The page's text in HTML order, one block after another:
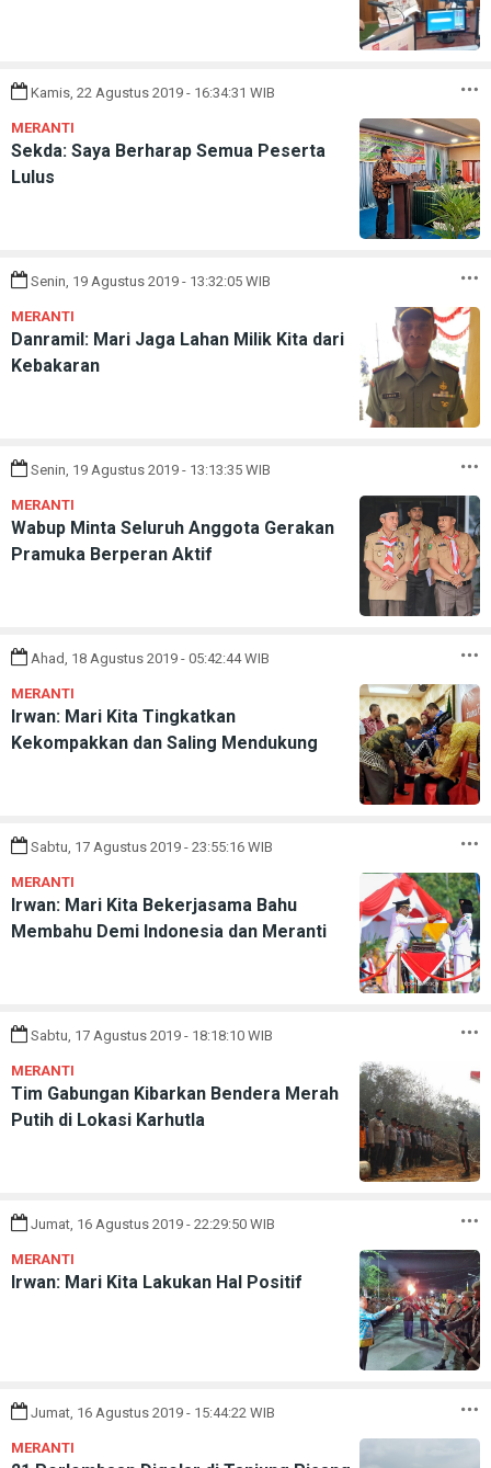
Kamis, 22 Agustus 2019 - 16:34:31 WIB
MERANTI
Sekda: Saya Berharap Semua Peserta
Lulus
Senin, 19 Agustus 2019 - 13:32:05 WIB
MERANTI
Danramil: Mari Jaga Lahan Milik Kita dari
Kebakaran
Senin, 19 Agustus 2019 - 13:13:35 WIB
MERANTI
Wabup Minta Seluruh Anggota Gerakan
Pramuka Berperan Aktif
Ahad, 18 Agustus 2019 - 05:42:44 WIB
MERANTI
Irwan: Mari Kita Tingkatkan
Kekompakkan dan Saling Mendukung
Sabtu, 17 Agustus 2019 - 23:55:16 WIB
MERANTI
Irwan: Mari Kita Bekerjasama Bahu
Membahu Demi Indonesia dan Meranti
Sabtu, 17 Agustus 2019 - 18:18:10 WIB
MERANTI
Tim Gabungan Kibarkan Bendera Merah
Putih di Lokasi Karhutla
Jumat, 16 Agustus 2019 - 22:29:50 WIB
MERANTI
Irwan: Mari Kita Lakukan Hal Positif
Jumat, 16 Agustus 2019 - 15:44:22 WIB
MERANTI